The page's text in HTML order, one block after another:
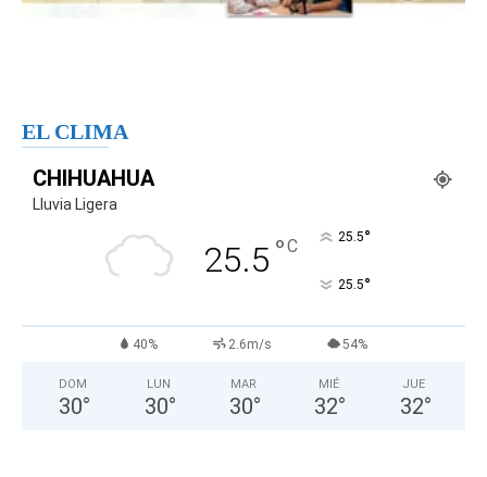
EL CLIMA
CHIHUAHUA
Lluvia Ligera
25.5 °C 25.5°
25.5°
40% 2.6m/s 54%
DOM
30°
LUN
30°
MAR
30°
MIÉ
32°
JUE
32°